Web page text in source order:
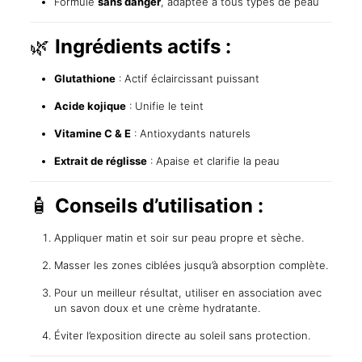
🌿 Ingrédients actifs :
Glutathione: Actif éclaircissant puissant
Acide kojique: Unifie le teint
Vitamine C & E: Antioxydants naturels
Extrait de réglisse: Apaise et clarifie la peau
🧴 Conseils d’utilisation :
Appliquer matin et soir sur peau propre et sèche.
Masser les zones ciblées jusqu’à absorption complète.
Pour un meilleur résultat, utiliser en association avec
un savon doux et une crème hydratante.
Éviter l’exposition directe au soleil sans protection.